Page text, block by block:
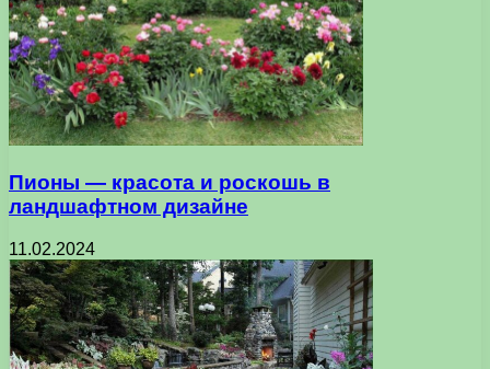
Пионы — красота и роскошь в
ландшафтном дизайне
11.02.2024